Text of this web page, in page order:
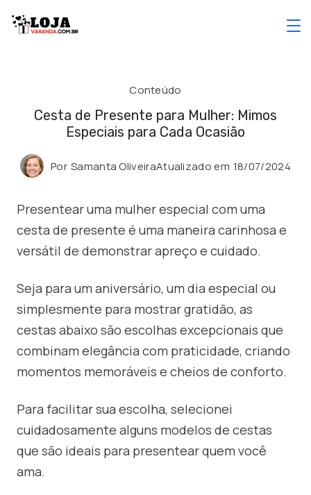
Conteúdo
Cesta de Presente para Mulher: Mimos
Especiais para Cada Ocasião
Por Samanta OliveiraAtualizado em 18/07/2024
Presentear uma mulher especial com uma
cesta de presente é uma maneira carinhosa e
versátil de demonstrar apreço e cuidado.
Seja para um aniversário, um dia especial ou
simplesmente para mostrar gratidão, as
cestas abaixo são escolhas excepcionais que
combinam elegância com praticidade, criando
momentos memoráveis e cheios de conforto.
Para facilitar sua escolha, selecionei
cuidadosamente alguns modelos de cestas
que são ideais para presentear quem você
ama.